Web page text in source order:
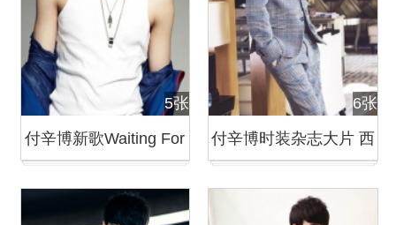
5张
付辛博新歌Waiting For
6张
付辛博时装杂志大片 西